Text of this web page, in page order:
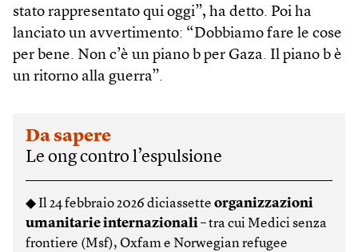
stato rappresentato qui oggi”, ha detto. Poi ha
lanciato un avvertimento: “Dobbiamo fare le cose
per bene. Non c’è un piano b per Gaza. Il piano b è
un ritorno alla guerra”.
Da sapere
Le ong contro l’espulsione
◆ Il 24 febbraio 2026 diciassette organizzazioni
umanitarie internazionali– tra cui Medici senza
frontiere (Msf), Oxfam e Norwegian refugee